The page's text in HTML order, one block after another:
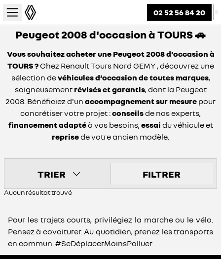
02 52 56 84 20
Peugeot 2008 d'occasion à TOURS 🚗
Vous souhaitez acheter une Peugeot 2008 d’occasion à
TOURS ?Chez Renault Tours Nord GEMY , découvrez une
sélection devéhicules d’occasion de toutes marques,
soigneusement révisés et garantis, dont la Peugeot
2008. Bénéficiez d'un accompagnement sur mesure pour
concrétiser votre projet :conseilsde nos experts,
financement adaptéà vos besoins,essai du véhicule et
reprisede votre ancien modèle.
TRIER FILTRER
Aucun résultat trouvé
Pour les trajets courts, privilégiez la marche ou le vélo.
Pensez à covoiturer. Au quotidien, prenez les transports
en commun. #SeDéplacerMoinsPolluer